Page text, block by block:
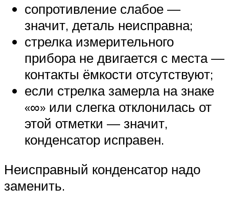
сопротивление слабое —
значит, деталь неисправна;
стрелка измерительного
прибора не двигается с места —
контакты ёмкости отсутствуют;
если стрелка замерла на знаке
«∞» или слегка отклонилась от
этой отметки — значит,
конденсатор исправен.
Неисправный конденсатор надо
заменить.